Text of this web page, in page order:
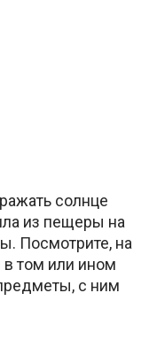
солнце
из пещеры на
Посмотрите, на
в том или ином
с ним